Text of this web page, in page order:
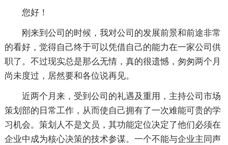
您好！
刚来到公司的时候，我对公司的发展前景和前途非常
的看好，觉得自己终于可以凭借自己的能力在一家公司供
职了。不过现实总是那么无情，真的很遗憾，匆匆两个月
尚未度过，居然要和各位说再见。
近两个月来，受到公司的礼遇及重用，主持公司市场
策划部的日常工作，从而使自己拥有了一次难能可贵的学
习机会。策划人不是文员，其功能定位决定了他们必须在
企业中成为核心决策的技术参谋。一个不能与企业主同声